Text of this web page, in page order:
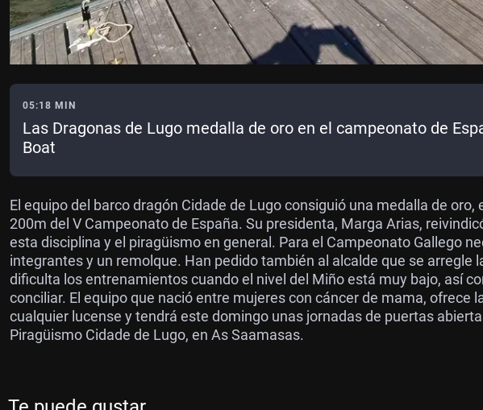
05:18 MIN
Las Dragonas de Lugo medalla de oro en el campeonato de
Boat
El equipo del barco dragón Cidade de Lugo consiguió una medalla de oro,
200m del V Campeonato de España. Su presidenta, Marga Arias,
esta disciplina y el piragüismo en general. Para el Campeonato Gallego
integrantes y un remolque. Han pedido también al alcalde que se arregle
dificulta los entrenamientos cuando el nivel del Miño está muy bajo, así
conciliar. El equipo que nació entre mujeres con cáncer de mama, ofrece
cualquier lucense y tendrá este domingo unas jornadas de puertas
Piragüismo Cidade de Lugo, en As Saamasas.